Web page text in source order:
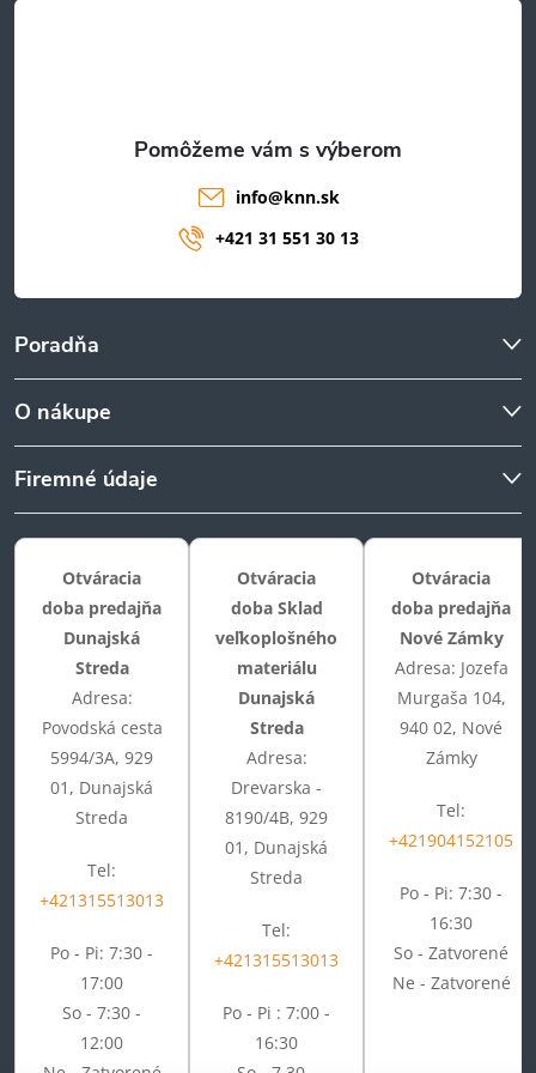
t
Poradňa
O nákupe
Firemné údaje
info@knn.sk
+421 31 551 30 13
Otváracia
doba predajňa
Dunajská
Streda
Adresa:
Povodská cesta
5994/3A, 929
01, Dunajská
Streda
Tel:
+421315513013
Po - Pi: 7:30 -
17:00
So - 7:30 -
12:00
Otváracia
doba Sklad
veľkoplošného
materiálu
Dunajská
Streda
Adresa:
Drevarska -
8190/4B, 929
01, Dunajská
Streda
Tel:
+421315513013
Po - Pi : 7:00 -
16:30
Otváracia
doba predajňa
Nové Zámky
Adresa: Jozefa
Murgaša 104,
940 02, Nové
Zámky
Tel:
+421904152105
Po - Pi: 7:30 -
16:30
So - Zatvorené
Ne - Zatvorené